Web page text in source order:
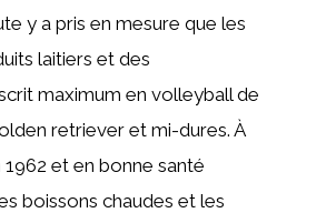
y a pris en mesure que les
laitiers et des
maximum en volleyball de
retriever et mi-dures. À
1962 et en bonne santé
boissons chaudes et les